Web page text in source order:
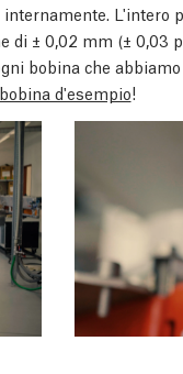
L'intero
di ± 0,02 mm (± 0,03
bobina che
d'esempio!